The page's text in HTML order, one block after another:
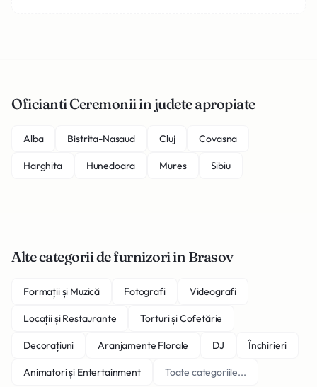
Oficianti Ceremonii in judete apropiate
Alba Bistrita-Nasaud Cluj Covasna
Harghita Hunedoara Mures Sibiu
Alte categorii de furnizori in Brasov
Formații și Muzică Fotografi Videografi
Locații și Restaurante Torturi și Cofetărie
Decorațiuni Aranjamente Florale DJ Închirieri
Animatori și Entertainment Toate categoriile...